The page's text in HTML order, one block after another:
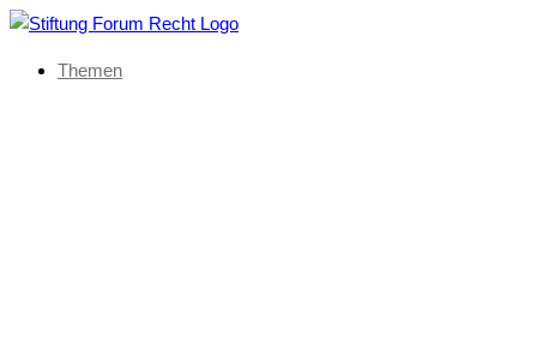
Themen